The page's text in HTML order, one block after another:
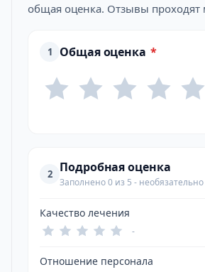
общая оценка. Отзывы
1 Общая оценка *
2 Подробная оценка
Заполнено 0 из 5 - необязательно
Качество лечения
-
Отношение персонала